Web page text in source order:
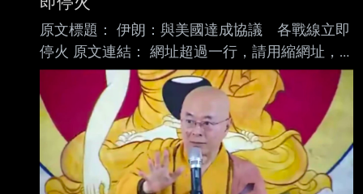
原文標題： 伊朗：與美國達成協議 各戰線立即
停火 原文連結： 網址超過一行，請用縮網址，
連結不能點擊者板規 1-2-2 處分。
https://www.cna.com.tw/news/aopl/202606150
010.aspx 發布時間： 請勿張貼超過3天新聞
2026/6/15 06:55（6/15 08:22 更新） 記者署
名： 編譯：蔡佳敏 原文內容： （中央社德黑蘭
15日綜合外電報導）伊朗表示，與美國最新達成